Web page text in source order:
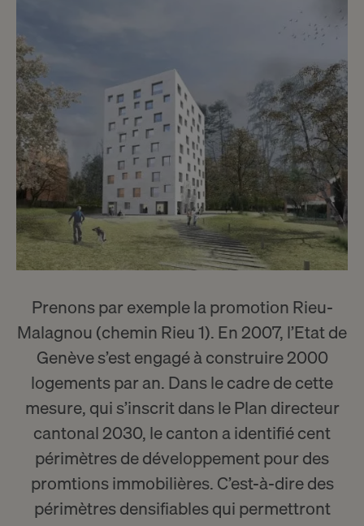
Prenons par exemple la promotion Rieu-
Malagnou (chemin Rieu 1). En 2007, l’Etat de
Genève s’est engagé à construire 2000
logements par an. Dans le cadre de cette
mesure, qui s’inscrit dans le Plan directeur
cantonal 2030, le canton a identifié cent
périmètres de développement pour des
promtions immobilières. C’est-à-dire des
périmètres densifiables qui permettront